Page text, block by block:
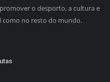
o desporto, a cultura e
como no resto do mundo.